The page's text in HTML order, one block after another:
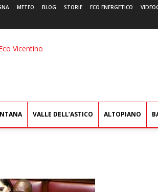
METEO BLOG STORIE ECO ENERGETICO
L'Eco
VALLE DELL’ASTICO ALTOPIANO